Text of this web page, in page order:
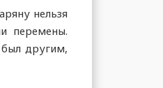
нельзя
перемены.
другим,